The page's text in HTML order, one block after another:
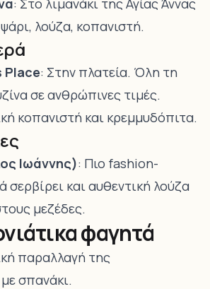
: Στο λιμανάκι της Αγίας Άννας
λούζα, κοπανιστή.
Place: Στην πλατεία. Όλη τη
σε ανθρώπινες τιμές.
κοπανιστή και κρεμμυδόπιτα.
Ιωάννης): Πιο fashion-
σερβίρει και αυθεντική λούζα
μεζέδες.
φαγητά
παραλλαγή της
σπανάκι.